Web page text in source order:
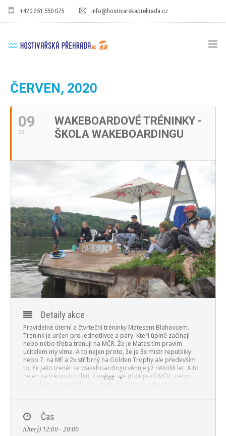
+420 251 550 075 info@hostivarskaprehrada.cz
SPORT
PRO FIRMY
PROGRAM
NOVINKY
GALERIE
WEBKAMERA
ČERVEN, 2020
09
06
WAKEBOARDOVÉ TRÉNINKY -
ŠKOLA WAKEBOARDINGU
Více
Detaily akce
Pravidelné úterní a čtvrteční tréninky Matesem Blahovcem.
Trénink je určen pro jednotlivce a páry. Kteří úplně začínají
nebo nebo třeba trénují na MČR. Že je Mates tím pravím
učitelem my víme. A to nejen proto, že je 3x mistr republiky
nebo 7. na ME a 2x stříbrný na Golden Trophy ale především
to, že jako trenér se wakeboardingu věnuje již několik let. A to
nejen na trénincích dětí, které ve své třídě jezdí MČR , nebo
Partner tréninků je i WAKESHOP.cz který vybavil školu profi
wakeboardovým vybavením od LIQUID FORCE a to deskami
od té nejmenší velikosti wakeboardu 118cm. Vše je možné si
Čas
(Úterý) 12:00 - 20:00